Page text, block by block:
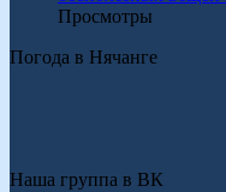
Просмотры
Погода в Нячанге
Наша группа в ВК